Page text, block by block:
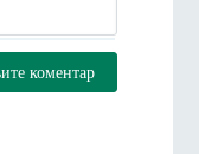
коментар